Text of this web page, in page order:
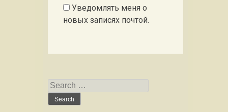
Уведомлять меня о
новых записях почтой.
Search for: